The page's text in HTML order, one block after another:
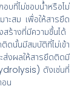
ที่ไม่ชอบน้ำหรือไม่
สม เพื่อให้สารยึด
ร้างที่มีความชื้นได้
ดนั้นมีสมบัติที่ไม่เข้า
งผลให้สารยึดติดมี
ดังเช่นที่
น